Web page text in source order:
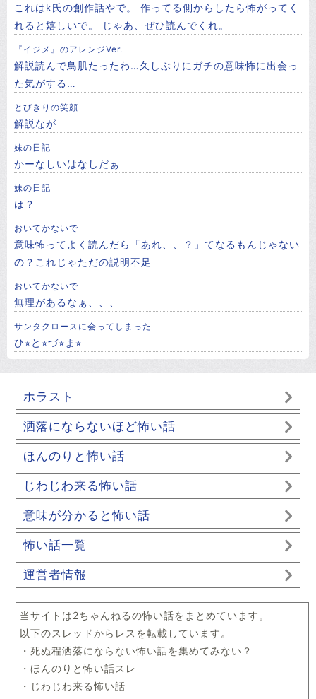
これはk氏の創作話やで。 作ってる側からしたら怖がってく
れると嬉しいで。 じゃあ、ぜひ読んでくれ。
『イジメ』のアレンジVer.
解説読んで鳥肌たったわ…久しぶりにガチの意味怖に出会っ
た気がする…
とびきりの笑顔
解説なが
妹の日記
かーなしいはなしだぁ
妹の日記
は？
おいてかないで
意味怖ってよく読んだら「あれ、、？」てなるもんじゃない
の？これじゃただの説明不足
おいてかないで
無理があるなぁ、、、
サンタクロースに会ってしまった
ひ⭐︎と⭐︎づ⭐︎ま⭐︎
ホラスト
洒落にならないほど怖い話
ほんのりと怖い話
じわじわ来る怖い話
意味が分かると怖い話
怖い話一覧
運営者情報
当サイトは2ちゃんねるの怖い話をまとめています。
以下のスレッドからレスを転載しています。
・死ぬ程洒落にならない怖い話を集めてみない？
・ほんのりと怖い話スレ
・じわじわ来る怖い話